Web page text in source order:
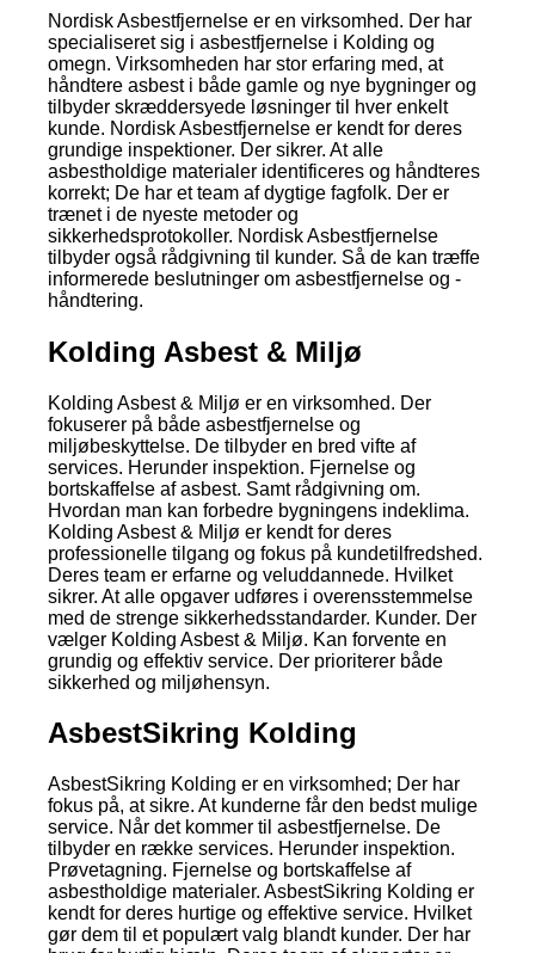
Nordisk Asbestfjernelse er en virksomhed. Der har
specialiseret sig i asbestfjernelse i Kolding og
omegn. Virksomheden har stor erfaring med, at
håndtere asbest i både gamle og nye bygninger og
tilbyder skræddersyede løsninger til hver enkelt
kunde. Nordisk Asbestfjernelse er kendt for deres
grundige inspektioner. Der sikrer. At alle
asbestholdige materialer identificeres og håndteres
korrekt; De har et team af dygtige fagfolk. Der er
trænet i de nyeste metoder og
sikkerhedsprotokoller. Nordisk Asbestfjernelse
tilbyder også rådgivning til kunder. Så de kan træffe
informerede beslutninger om asbestfjernelse og -
håndtering.
Kolding Asbest & Miljø
Kolding Asbest & Miljø er en virksomhed. Der
fokuserer på både asbestfjernelse og
miljøbeskyttelse. De tilbyder en bred vifte af
services. Herunder inspektion. Fjernelse og
bortskaffelse af asbest. Samt rådgivning om.
Hvordan man kan forbedre bygningens indeklima.
Kolding Asbest & Miljø er kendt for deres
professionelle tilgang og fokus på kundetilfredshed.
Deres team er erfarne og veluddannede. Hvilket
sikrer. At alle opgaver udføres i overensstemmelse
med de strenge sikkerhedsstandarder. Kunder. Der
vælger Kolding Asbest & Miljø. Kan forvente en
grundig og effektiv service. Der prioriterer både
sikkerhed og miljøhensyn.
AsbestSikring Kolding
AsbestSikring Kolding er en virksomhed; Der har
fokus på, at sikre. At kunderne får den bedst mulige
service. Når det kommer til asbestfjernelse. De
tilbyder en række services. Herunder inspektion.
Prøvetagning. Fjernelse og bortskaffelse af
asbestholdige materialer. AsbestSikring Kolding er
kendt for deres hurtige og effektive service. Hvilket
gør dem til et populært valg blandt kunder. Der har